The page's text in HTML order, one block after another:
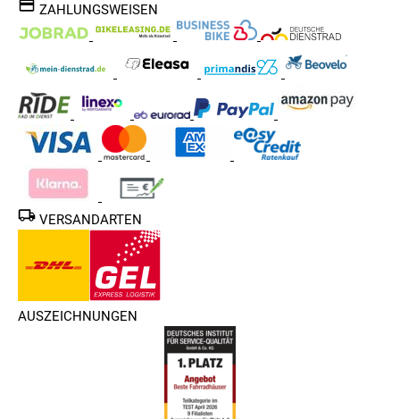
ZAHLUNGSWEISEN
VERSANDARTEN
AUSZEICHNUNGEN